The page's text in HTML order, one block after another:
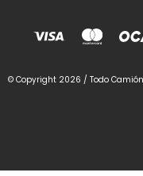
© Copyright 2026 / Todo Camión